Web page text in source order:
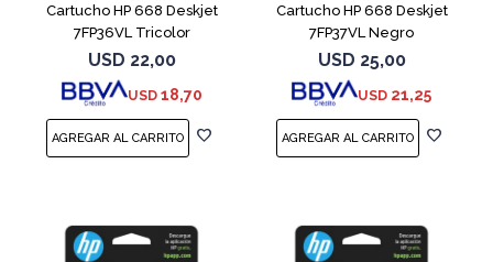
Cartucho HP 668 Deskjet
7FP36VL Tricolor
USD 22,00
USD 18,70
Cartucho HP 668 Deskjet
7FP37VL Negro
USD 25,00
USD 21,25